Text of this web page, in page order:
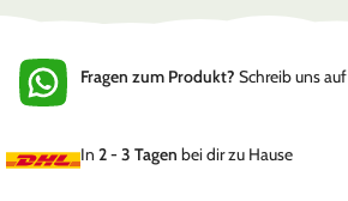
Fragen zum Produkt? Schreib uns auf
In 2 - 3 Tagen bei dir zu Hause